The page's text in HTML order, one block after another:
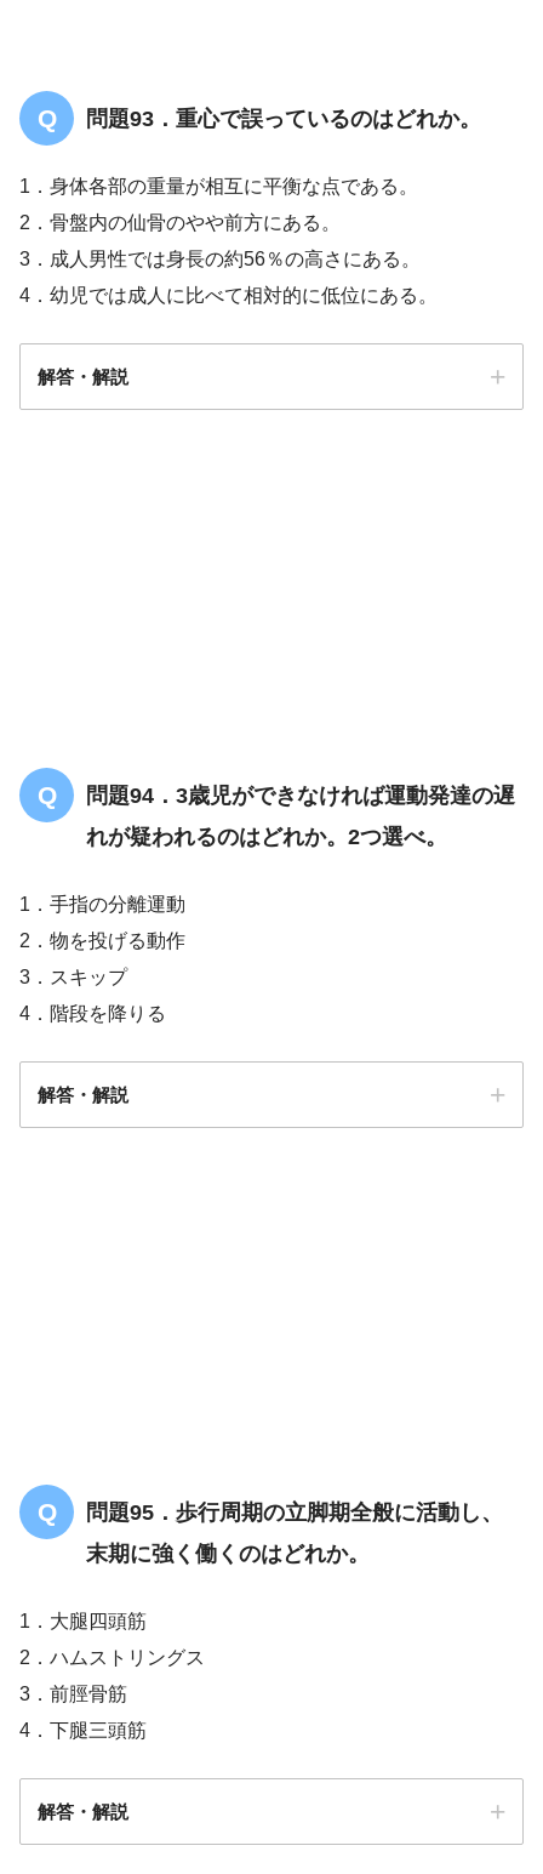
問題93．重心で誤っているのはどれか。
1．身体各部の重量が相互に平衡な点である。
2．骨盤内の仙骨のやや前方にある。
3．成人男性では身長の約56％の高さにある。
4．幼児では成人に比べて相対的に低位にある。
解答・解説
問題94．3歳児ができなければ運動発達の遅
れが疑われるのはどれか。2つ選べ。
1．手指の分離運動
2．物を投げる動作
3．スキップ
4．階段を降りる
解答・解説
問題95．歩行周期の立脚期全般に活動し、
末期に強く働くのはどれか。
1．大腿四頭筋
2．ハムストリングス
3．前脛骨筋
4．下腿三頭筋
解答・解説